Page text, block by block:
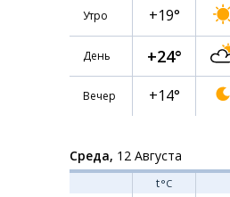
Утро +19°
День +24°
Вечер +14°
Среда, 12 Августа
t°C